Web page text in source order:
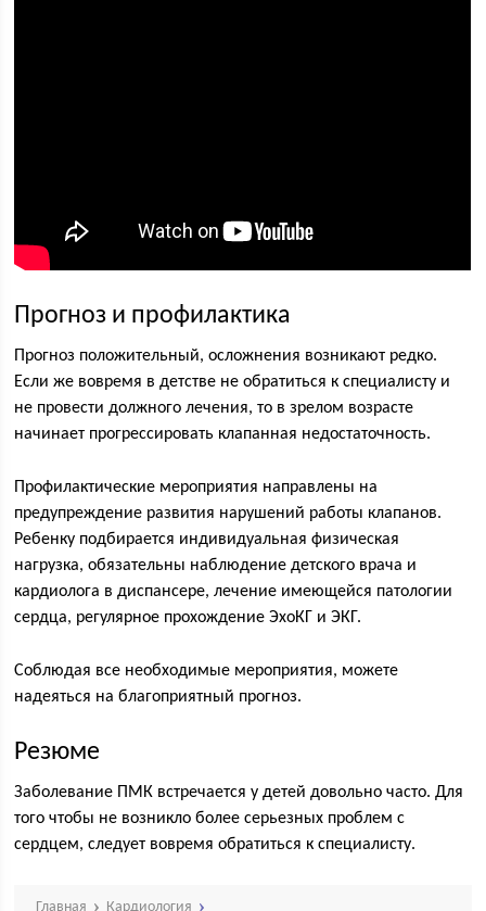
Прогноз и профилактика
Прогноз положительный, осложнения возникают редко.
Если же вовремя в детстве не обратиться к специалисту и
не провести должного лечения, то в зрелом возрасте
начинает прогрессировать клапанная недостаточность.
Профилактические мероприятия направлены на
предупреждение развития нарушений работы клапанов.
Ребенку подбирается индивидуальная физическая
нагрузка, обязательны наблюдение детского врача и
кардиолога в диспансере, лечение имеющейся патологии
сердца, регулярное прохождение ЭхоКГ и ЭКГ.
Соблюдая все необходимые мероприятия, можете
надеяться на благоприятный прогноз.
Резюме
Заболевание ПМК встречается у детей довольно часто. Для
того чтобы не возникло более серьезных проблем с
сердцем, следует вовремя обратиться к специалисту.
Главная Кардиология